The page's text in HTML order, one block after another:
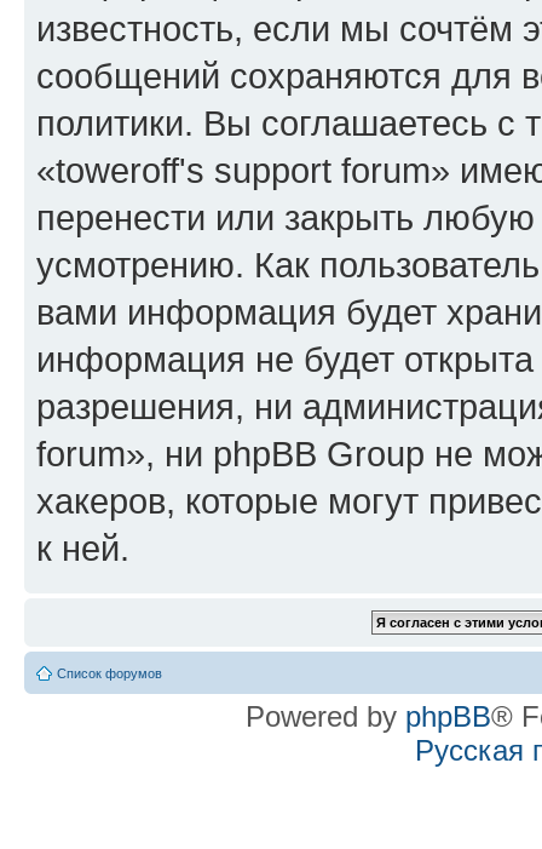
известность, если мы сочтём
сообщений сохраняются для
политики. Вы соглашаетесь
«toweroff's support forum»
перенести или закрыть
усмотрению. Как
вами информация будет
информация не будет
разрешения, ни
forum», ни phpBB Group не
хакеров, которые могут
к ней.
Список форумов
Powered by phpBB®
Русская